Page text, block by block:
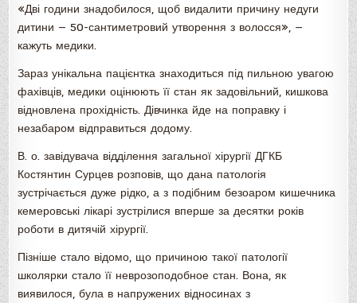
«Дві години знадобилося, щоб видалити причину недуги
дитини — 50-сантиметровий утворення з волосся», —
кажуть медики.
Зараз унікальна пацієнтка знаходиться під пильною увагою
фахівців, медики оцінюють її стан як задовільний, кишкова
відновлена прохідність. Дівчинка йде на поправку і
незабаром відправиться додому.
В. о. завідувача відділення загальної хірургії ДГКБ
Костянтин Сурцев розповів, що дана патологія
зустрічається дуже рідко, а з подібним безоаром кишечника
кемеровські лікарі зустрілися вперше за десятки років
роботи в дитячій хірургії.
Пізніше стало відомо, що причиною такої патології
школярки стало її неврозоподобное стан. Вона, як
виявилося, була в напружених відносинах з